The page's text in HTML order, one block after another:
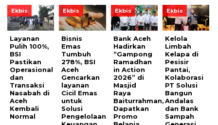
Ekbis
Layanan
Pulih 100%,
BSI
Pastikan
Operasional
dan
Transaksi
Nasabah di
Aceh
Kembali
Normal
Ekbis
Bisnis
Emas
Tumbuh
278%, BSI
Aceh
Gencarkan
layanan
Cicil Emas
untuk
Solusi
Pengelolaan
Ekbis
Bank Aceh
Hadirkan
“Gampong
Ramadhan
in Action
2026” di
Masjid
Raya
Baiturrahman,
Dapatkan
Promo
Ekbis
Kelola
Limbah
Kelapa di
Pesisir
Pantai,
Kolaborasi
PT Solusi
Bangun
Andalas
dan Bank
Sampah